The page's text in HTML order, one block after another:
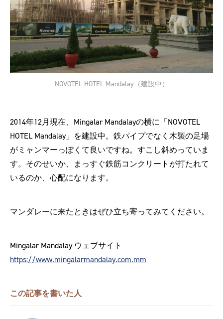
NOVOTEL HOTEL Mandalay（建設中）
2014年12月現在、Mingalar Mandalayの横に「NOVOTEL
HOTEL Mandalay」を建設中。鉄パイプでなく木製の足場
がミャンマーっぽくて良いですね。すこし斜めっていま
す。そのせいか、まっすぐ鉄筋コンクリートが打たれて
いるのか、心配になります。
マンダレーに来たときはぜひ立ち寄ってみてください。
Mingalar Mandalay ウェブサイト
https://www.mingalarmandalay.com.mm
この記事を書いた人